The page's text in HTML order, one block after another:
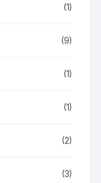
(1)
(9)
(1)
(1)
(2)
(3)